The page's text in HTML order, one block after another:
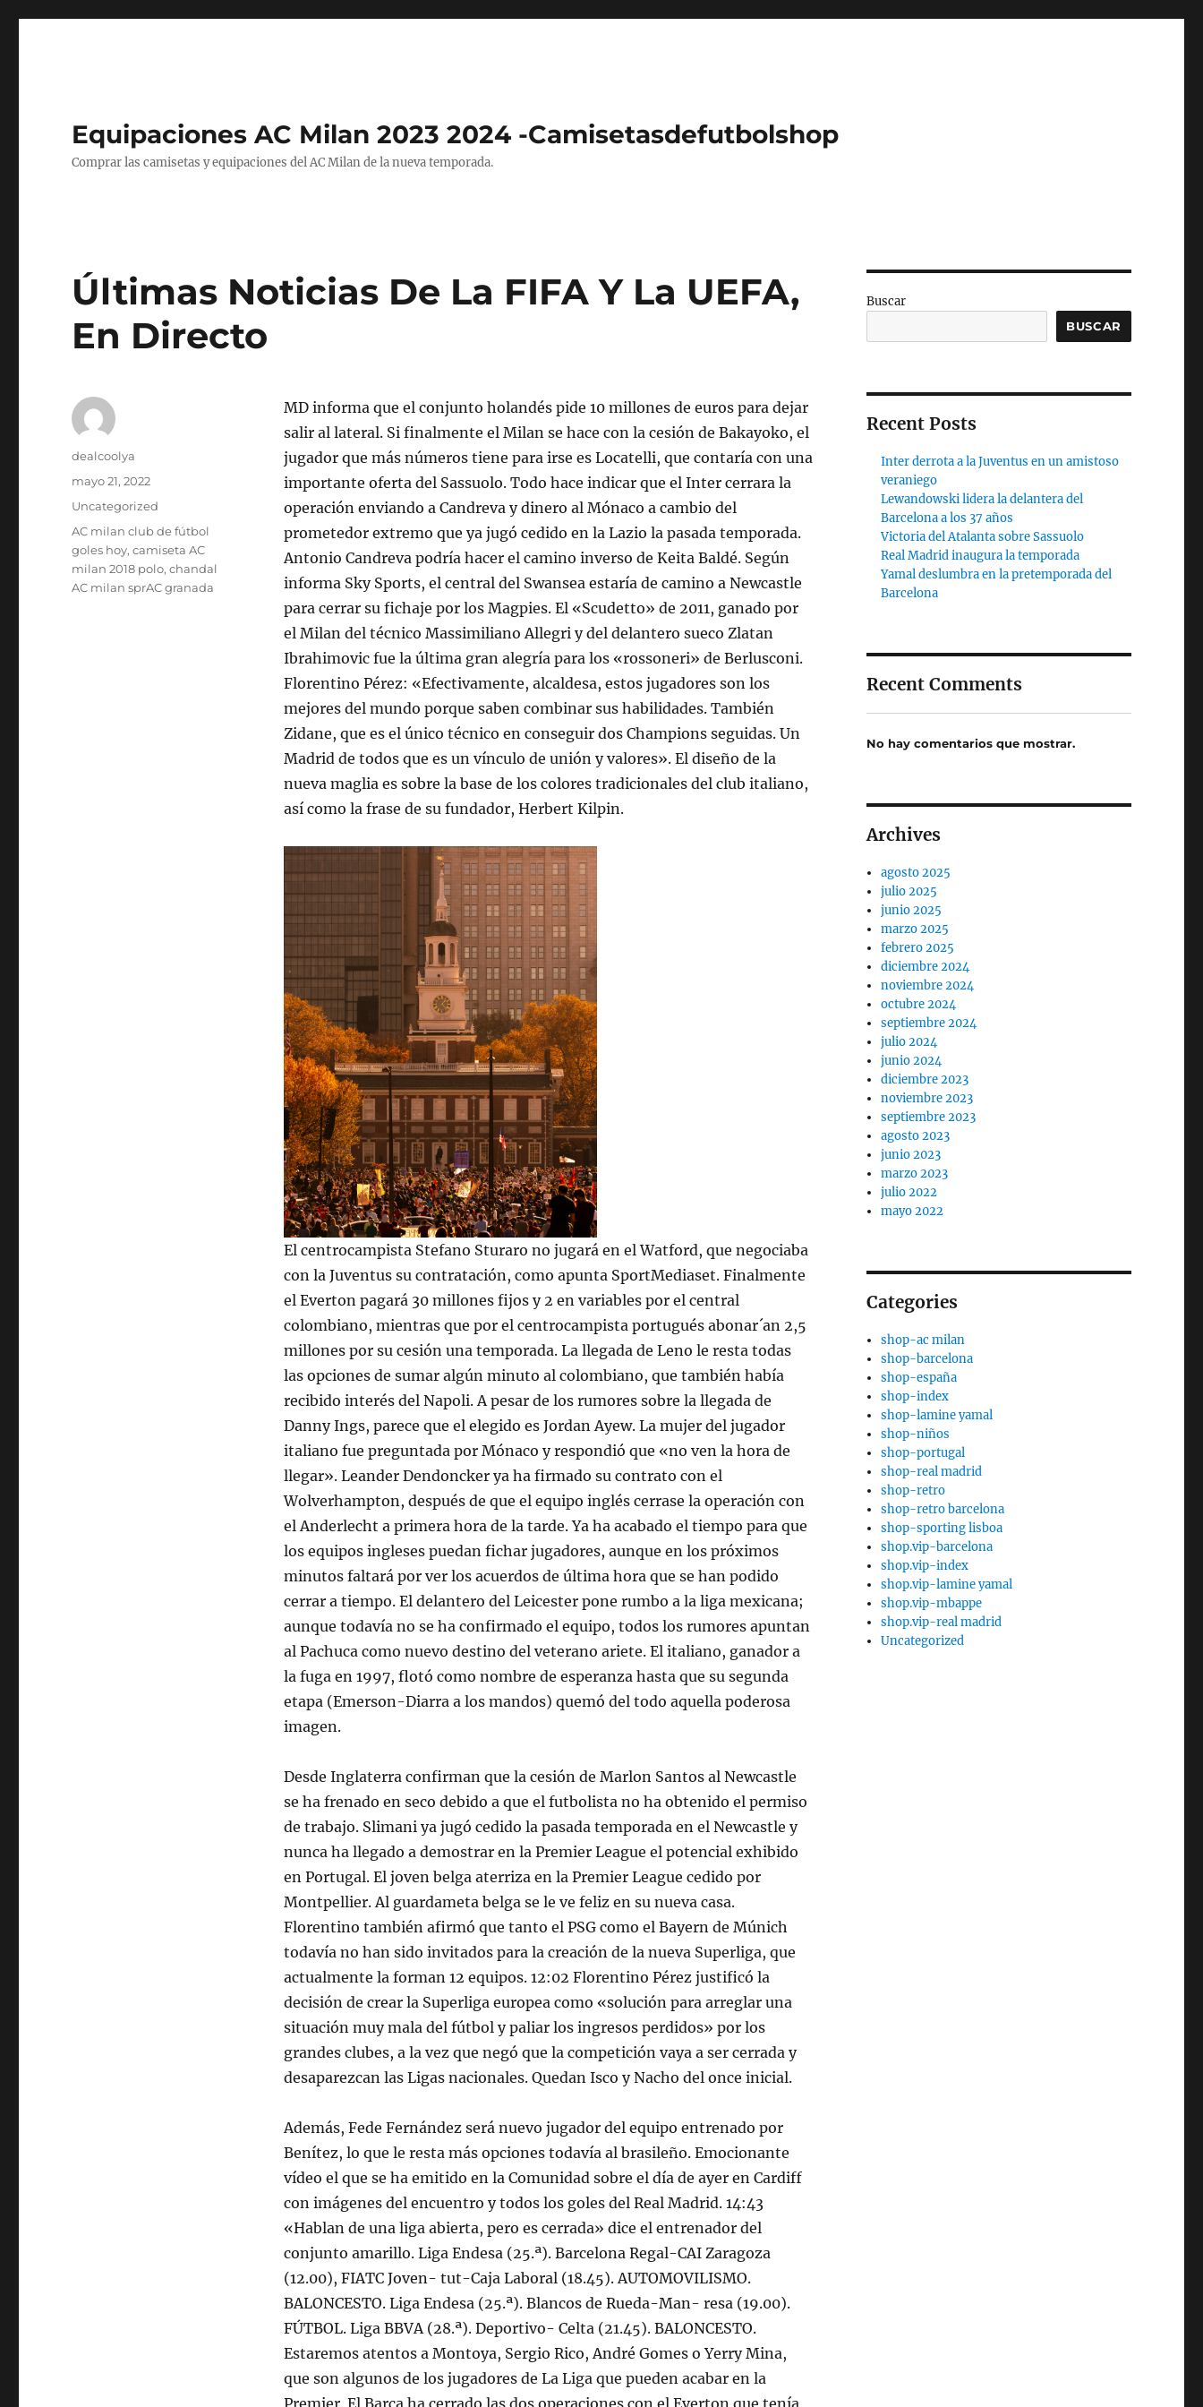
Equipaciones AC Milan 2023 2024 -Camisetasdefutbolshop
Comprar las camisetas y equipaciones del AC Milan de la nueva temporada.
Últimas Noticias De La FIFA Y La UEFA,
En Directo
MD informa que el conjunto holandés pide 10 millones de euros para dejar
salir al lateral. Si finalmente el Milan se hace con la cesión de Bakayoko, el
jugador que más números tiene para irse es Locatelli, que contaría con una
importante oferta del Sassuolo. Todo hace indicar que el Inter cerrara la
operación enviando a Candreva y dinero al Mónaco a cambio del
prometedor extremo que ya jugó cedido en la Lazio la pasada temporada.
Antonio Candreva podría hacer el camino inverso de Keita Baldé. Según
informa Sky Sports, el central del Swansea estaría de camino a Newcastle
para cerrar su fichaje por los Magpies. El «Scudetto» de 2011, ganado por
el Milan del técnico Massimiliano Allegri y del delantero sueco Zlatan
Ibrahimovic fue la última gran alegría para los «rossoneri» de Berlusconi.
Florentino Pérez: «Efectivamente, alcaldesa, estos jugadores son los
mejores del mundo porque saben combinar sus habilidades. También
Zidane, que es el único técnico en conseguir dos Champions seguidas. Un
Madrid de todos que es un vínculo de unión y valores». El diseño de la
nueva maglia es sobre la base de los colores tradicionales del club italiano,
así como la frase de su fundador, Herbert Kilpin.
El centrocampista Stefano Sturaro no jugará en el Watford, que negociaba
con la Juventus su contratación, como apunta SportMediaset. Finalmente
el Everton pagará 30 millones fijos y 2 en variables por el central
colombiano, mientras que por el centrocampista portugués abonar´an 2,5
millones por su cesión una temporada. La llegada de Leno le resta todas
las opciones de sumar algún minuto al colombiano, que también había
recibido interés del Napoli. A pesar de los rumores sobre la llegada de
Danny Ings, parece que el elegido es Jordan Ayew. La mujer del jugador
italiano fue preguntada por Mónaco y respondió que «no ven la hora de
llegar». Leander Dendoncker ya ha firmado su contrato con el
Wolverhampton, después de que el equipo inglés cerrase la operación con
el Anderlecht a primera hora de la tarde. Ya ha acabado el tiempo para que
los equipos ingleses puedan fichar jugadores, aunque en los próximos
minutos faltará por ver los acuerdos de última hora que se han podido
cerrar a tiempo. El delantero del Leicester pone rumbo a la liga mexicana;
aunque todavía no se ha confirmado el equipo, todos los rumores apuntan
al Pachuca como nuevo destino del veterano ariete. El italiano, ganador a
la fuga en 1997, flotó como nombre de esperanza hasta que su segunda
etapa (Emerson-Diarra a los mandos) quemó del todo aquella poderosa
imagen.
Desde Inglaterra confirman que la cesión de Marlon Santos al Newcastle
se ha frenado en seco debido a que el futbolista no ha obtenido el permiso
de trabajo. Slimani ya jugó cedido la pasada temporada en el Newcastle y
nunca ha llegado a demostrar en la Premier League el potencial exhibido
en Portugal. El joven belga aterriza en la Premier League cedido por
Montpellier. Al guardameta belga se le ve feliz en su nueva casa.
Florentino también afirmó que tanto el PSG como el Bayern de Múnich
todavía no han sido invitados para la creación de la nueva Superliga, que
actualmente la forman 12 equipos. 12:02 Florentino Pérez justificó la
decisión de crear la Superliga europea como «solución para arreglar una
situación muy mala del fútbol y paliar los ingresos perdidos» por los
grandes clubes, a la vez que negó que la competición vaya a ser cerrada y
desaparezcan las Ligas nacionales. Quedan Isco y Nacho del once inicial.
Además, Fede Fernández será nuevo jugador del equipo entrenado por
Benítez, lo que le resta más opciones todavía al brasileño. Emocionante
vídeo el que se ha emitido en la Comunidad sobre el día de ayer en Cardiff
con imágenes del encuentro y todos los goles del Real Madrid. 14:43
«Hablan de una liga abierta, pero es cerrada» dice el entrenador del
conjunto amarillo. Liga Endesa (25.ª). Barcelona Regal-CAI Zaragoza
(12.00), FIATC Joven- tut-Caja Laboral (18.45). AUTOMOVILISMO.
BALONCESTO. Liga Endesa (25.ª). Blancos de Rueda-Man- resa (19.00).
FÚTBOL. Liga BBVA (28.ª). Deportivo- Celta (21.45). BALONCESTO.
Estaremos atentos a Montoya, Sergio Rico, André Gomes o Yerry Mina,
que son algunos de los jugadores de La Liga que pueden acabar en la
Autor
dealcoolya
Publicado
mayo 21, 2022
Categorías
Uncategorized
Etiquetas
AC milan club de fútbol
goles hoy,camiseta AC
milan 2018 polo,chandal
AC milan sprAC granada
Buscar
BUSCAR
Recent Posts
Inter derrota a la Juventus en un amistoso
veraniego
Lewandowski lidera la delantera del
Barcelona a los 37 años
Victoria del Atalanta sobre Sassuolo
Real Madrid inaugura la temporada
Yamal deslumbra en la pretemporada del
Barcelona
Recent Comments
No hay comentarios que mostrar.
Archives
agosto 2025
julio 2025
junio 2025
marzo 2025
febrero 2025
diciembre 2024
noviembre 2024
octubre 2024
septiembre 2024
julio 2024
junio 2024
diciembre 2023
noviembre 2023
septiembre 2023
agosto 2023
junio 2023
marzo 2023
julio 2022
mayo 2022
Categories
shop-ac milan
shop-barcelona
shop-españa
shop-index
shop-lamine yamal
shop-niños
shop-portugal
shop-real madrid
shop-retro
shop-retro barcelona
shop-sporting lisboa
shop.vip-barcelona
shop.vip-index
shop.vip-lamine yamal
shop.vip-mbappe
shop.vip-real madrid
Uncategorized